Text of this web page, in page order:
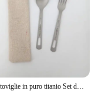
Set di stoviglie in puro titanio Set di coltelli e forchette smerigliati per uso domestico all'aperto bacchette da viaggio Set di coltelli e forchette portatili da campeggio